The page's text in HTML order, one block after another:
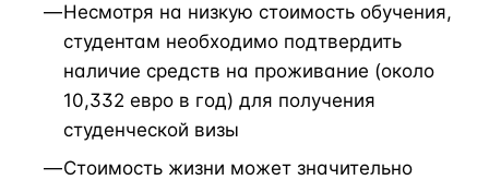
Несмотря на низкую стоимость обучения,
студентам необходимо подтвердить
наличие средств на проживание (около
10,332 евро в год) для получения
студенческой визы
Стоимость жизни может значительно